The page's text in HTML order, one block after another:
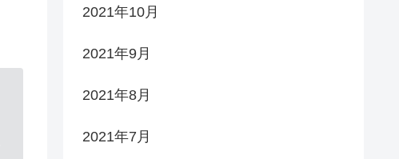
2021年10月
2021年9月
2021年8月
2021年7月